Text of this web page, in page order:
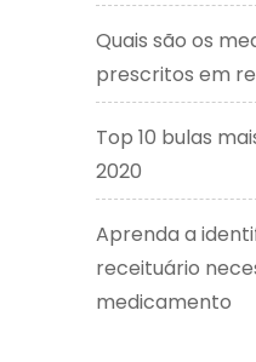
Quais são os
prescritos em
Top 10 bulas
2020
Aprenda a
receituário
medicamento